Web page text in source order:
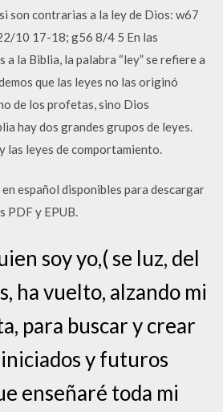
son contrarias a la ley de Dios: w67
10 17-18; g56 8/4 5 En las
la Biblia, la palabra “ley” se refiere a
que las leyes no las originó
de los profetas, sino Dios
hay dos grandes grupos de leyes.
las leyes de comportamiento.
español disponibles para descargar
PDF y EPUB.
soy yo,( se luz, del
ha vuelto, alzando mi
para buscar y crear
y futuros
enseñaré toda mi